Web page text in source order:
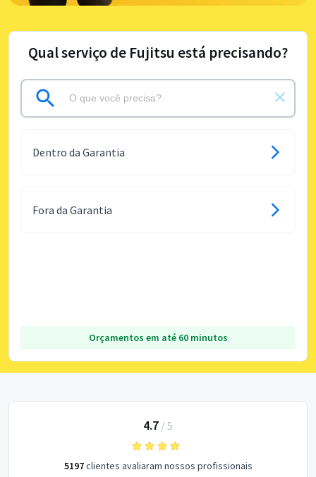
Qual serviço de Fujitsu está precisando?
Dentro da Garantia
Fora da Garantia
Orçamentos em até 60 minutos
4.7 / 5
5197clientes avaliaram nossos profissionais